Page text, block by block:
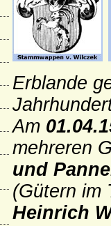
Erblande
Am
mehreren
und
(Gütern im
Heinrich